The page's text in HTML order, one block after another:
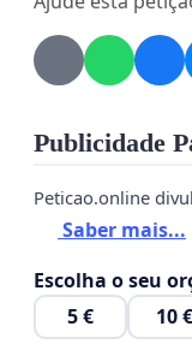
imediatos.
Os moradores
contribuir com a
comunidade e
disso querem
ambiente,
cidade Cascavel-
Publicidade
Peticao.online
Saber mais...
Escolha o seu
5 €
10 €